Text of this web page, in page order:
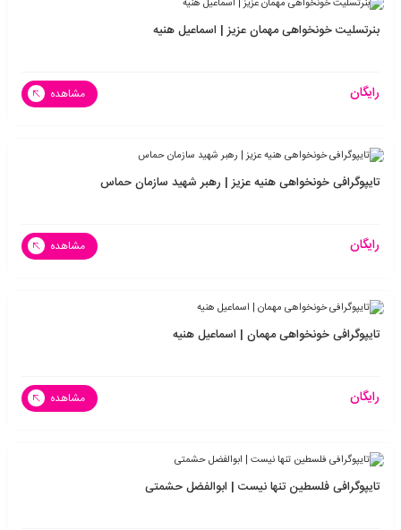
بنرتسلیت خونخواهی مهمان عزیز | اسماعیل هنیه
رایگان مشاهده
تایپوگرافی خونخواهی هنیه عزیز | رهبر شهید سازمان حماس
رایگان مشاهده
تایپوگرافی خونخواهی مهمان | اسماعیل هنیه
رایگان مشاهده
تایپوگرافی فلسطین تنها نیست | ابوالفضل حشمتی